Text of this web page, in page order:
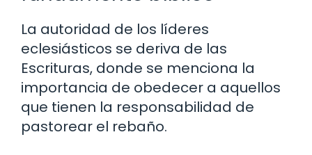
La autoridad de los líderes
eclesiásticos se deriva de las
Escrituras, donde se menciona la
importancia de obedecer a aquellos
que tienen la responsabilidad de
pastorear el rebaño.